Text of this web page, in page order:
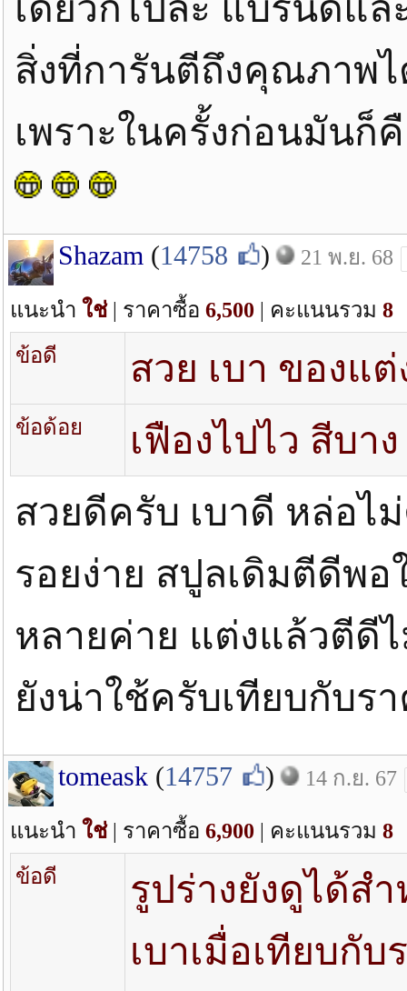
เดียวก็ไปล่ะ แบรนด์แ
สิ่งที่การันตีถึงคุณภาพ
เพราะในครั้งก่อนมันก็
Shazam (14758 ) 21 พ.ย. 68
แนะนำ ใช่| ราคาซื้อ 6,500 | คะแนนรวม 8
ข้อดี
สวย เบา ของแต่
ข้อด้อย
เฟืองไปไว สีบาง
สวยดีครับ เบาดี หล่อไ
รอยง่าย สปูลเดิมตีดีพอ
หลายค่าย แต่งแล้วตีดี
ยังน่าใช้ครับเทียบกับ
tomeask (14757 ) 14 ก.ย. 67
แนะนำ ใช่| ราคาซื้อ 6,900 | คะแนนรวม 8
ข้อดี
รูปร่างยังดูได้ส
เบาเมื่อเทียบกั